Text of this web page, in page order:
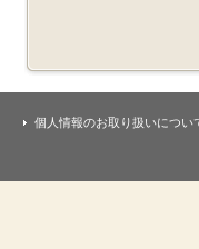
個人情報のお取り扱いについ